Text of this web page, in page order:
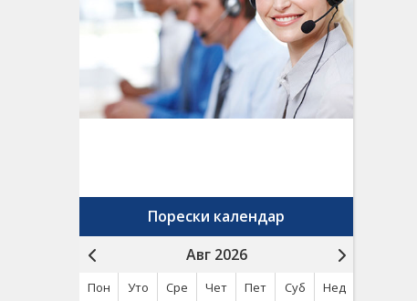
Порески календар
Авг 2026
Пон Уто Сре Чет Пет Суб Нед